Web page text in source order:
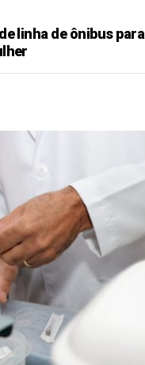
linha de ônibus para